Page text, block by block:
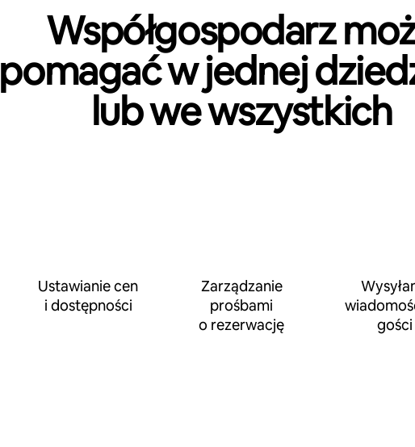
Współgospodarz
pomagać w jednej
lub we wszystkich
Ustawianie cen
i dostępności
Zarządzanie
prośbami
o rezerwację
gości